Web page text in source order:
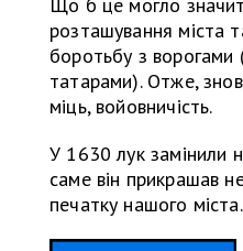
розташування міста
боротьбу з ворогами
татарами). Отже,
міць, войовничість.
У 1630 лук замінили
саме він прикрашав
печатку нашого міста.